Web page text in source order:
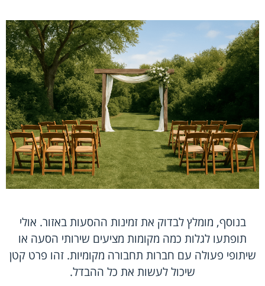
בנוסף, מומלץ לבדוק את זמינות ההסעות באזור. אולי
תופתעו לגלות כמה מקומות מציעים שירותי הסעה או
שיתופי פעולה עם חברות תחבורה מקומיות. זהו פרט קטן
שיכול לעשות את כל ההבדל.